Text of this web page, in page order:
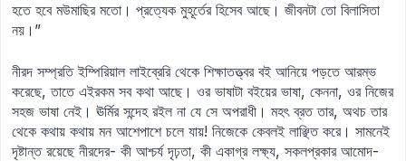
হতে হবে মউমাছির মতো। প্রত্যেক মুহূর্তের হিসেব আছে। জীবনটা তো বিলাসিতা
নয়।”
নীরদ সম্প্রতি ইম্পিরিয়াল লাইব্রেরি থেকে শিক্ষাতত্ত্বর বই আনিয়ে পড়তে আরম্ভ
করেছে, তাতে এইরকম সব কথা আছে। ওর ভাষাটা বইয়ের ভাষা, কেননা, ওর নিজের
সহজ ভাষা নেই। ঊর্মির সন্দেহ রইল না যে সে অপরাধী। মহৎ ব্রত তার, অথচ তার
থেকে কথায় কথায় মন আশেপাশে চলে যায়! নিজেকে কেবলই লাঞ্ছিত করে। সামনেই
দৃষ্টান্ত রয়েছে নীরদের- কী আশ্চর্য দৃঢ়তা, কী একাগ্র লক্ষ্য, সকলপ্রকার আমোদ-